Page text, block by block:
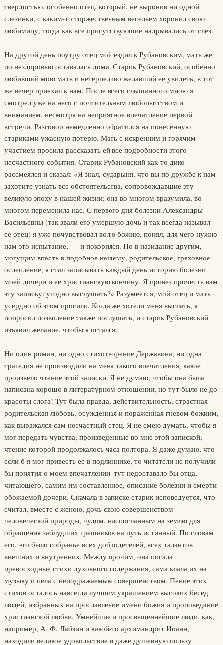
твердостью, особенно отец, который, не выронив ни одной
слезинки, с каким-то торжественным весельем хоронил свою
любимицу, тогда как все присутствующие надрывались от слез.
На другой день поутру отец мой ездил к Рубановским, мать же
по нездоровью оставалась дома. Старик Рубановский, особенно
любивший мою мать и нетерпеливо желавший ее увидеть, в тот
же вечер приехал к нам. После всего слышанного мною я
смотрел уже на него с почтительным любопытством и
вниманием, несмотря на неприятное впечатление первой
встречи. Разговор немедленно обратился на понесенную
стариками ужасную потерю. Мать с искренним и горячим
участием просила рассказать ей все подробности этого
несчастного события. Старик Рубановский как-то дико
рассмеялся и сказал: «Я знал, сударыня, что вы по дружбе к нам
захотите узнать все обстоятельства, сопровождавшие эту
великую эпоху в нашей жизни; она во многом вразумила, во
многом переменила нас. С первого дня болезни Александры
Васильевны (так звали его умершую дочь и так всегда называл
ее отец) я уже почувствовал волю божию, понял, для чего нужно
нам это испытание, — и покорился. Но в назидание другим,
могущим впасть в подобное нашему, родительское, греховное
ослепление, я стал записывать каждый день историю болезни
моей дочери и ее христианскую кончину. Я привез прочесть вам
эту записку: угодно выслушать?» Разумеется, мой отец и мать
усердно об этом просили. Когда же хотели меня выслать, я
попросил позволение также послушать, и старик Рубановский
изъявил желание, чтобы я остался.
Ни один роман, ни одно стихотворение Державина, ни одна
трагедия не производили на меня такого впечатления, какое
произвело чтение этой записки. Я не думаю, чтобы она была
написана хорошо в литературном отношении, но тут было не до
красоты слога! Тут была правда, действительность, страстная
родительская любовь, осужденная и пораженная гневом божиим,
как выражался сам несчастный отец. Я не смею думать, чтобы я
мог передать чувства, произведенные во мне этой запиской,
чтение которой продолжалось часа полтора. Я даже думаю, что
если б я мог привесть ее в подлиннике, то читатели не получили
бы понятия о моем впечатлении: тут недоставало бы отца,
читающего, самим им составленное, описание болезни и смерти
обожаемой дочери. Сначала в записке старик исповедуется, что
считал, вместе с женою, дочь свою совершенством
человеческой природы, чудом, ниспосланным на землю для
обращения заблудших грешников на путь истинный. По словам
его, это было собранье всех добродетелей, всех талантов
внешних и внутренних. Между прочим, она писала
превосходные стихи духовного содержания, сама клала их на
музыку и пела с неподражаемым совершенством. Пение этих
стихов осталось навсегда лучшим украшением высоких бесед
людей, избранных на прославление имени божия и проповедание
христианской любви. Умнейшие и просвещеннейшие люди, как,
например, А. Ф. Лабзин и какой-то архимандрит Иоанн,
находили великое удовольствие и даже душевную пользу